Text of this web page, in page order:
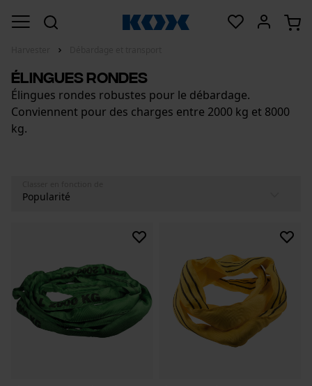
Élingues rondes
Élingues rondes robustes pour le débardage.
Conviennent pour des charges entre 2000 kg et 8000
kg.